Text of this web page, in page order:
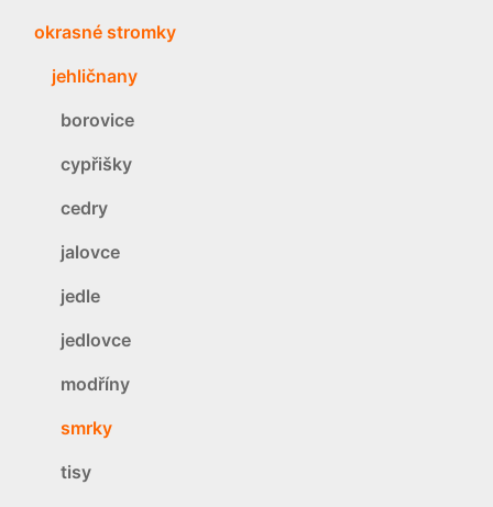
okrasné stromky
jehličnany
borovice
cypřišky
cedry
jalovce
jedle
jedlovce
modříny
smrky
tisy